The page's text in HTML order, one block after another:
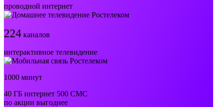
проводной интернет
224 каналов
интерактивное телевидение
1000 минут
40 ГБ интернет 500 СМС
по акции выгоднее